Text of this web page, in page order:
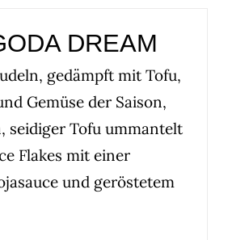
DREAM
gedämpft mit Tofu,
Gemüse der Saison,
seidiger Tofu ummantelt
Flakes mit einer
und geröstetem